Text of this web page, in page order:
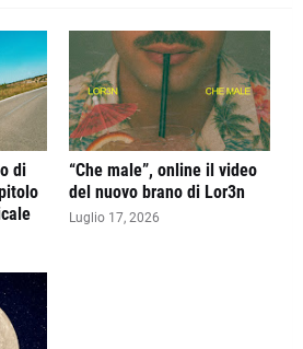
di
“Che male”, online il video
del nuovo brano di Lor3n
Luglio 17, 2026